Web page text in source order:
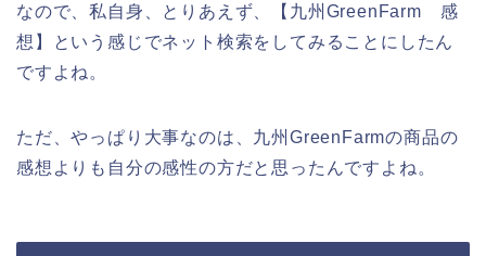
なので、私自身、とりあえず、【九州GreenFarm 感
想】という感じでネット検索をしてみることにしたん
ですよね。
ただ、やっぱり大事なのは、九州GreenFarmの商品の
感想よりも自分の感性の方だと思ったんですよね。